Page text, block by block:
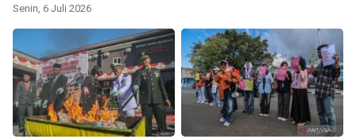
Senin, 6 Juli 2026